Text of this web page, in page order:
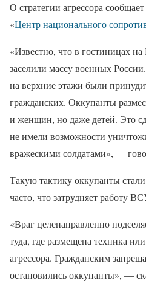
О стратегии агрессора сообщает
«Центр национального
«Известно, что в гостиницах
заселили массу военных
на верхние этажи были
гражданских. Оккупанты
и женщин, но даже детей. Это
не имели возможности
вражескими солдатами», —
Такую тактику оккупанты
часто, что затрудняет работу
«Враг целенаправленно
туда, где размещена техника
агрессора. Гражданским
остановились оккупанты», —